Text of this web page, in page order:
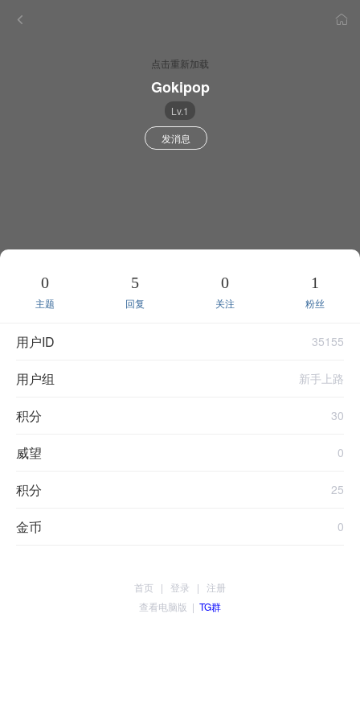
点击重新加载
Gokipop
Lv.1
发消息
0
主题
5
回复
0
关注
1
粉丝
用户ID 35155
用户组 新手上路
积分 30
威望 0
积分 25
金币 0
首页 | 登录 | 注册
查看电脑版 | TG群